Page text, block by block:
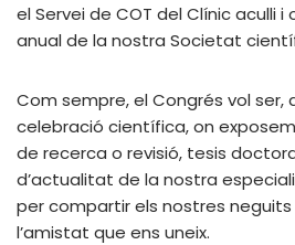
el Servei de COT del Clínic aculli
anual de la nostra Societat
Com sempre, el Congrés vol ser,
celebració científica, on
de recerca o revisió, tesis
d’actualitat de la nostra
per compartir els nostres
l’amistat que ens uneix.